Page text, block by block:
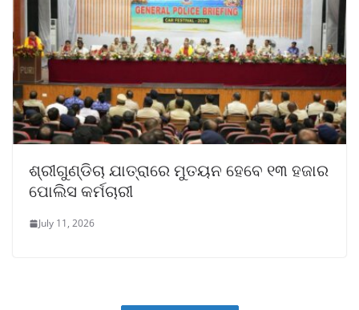
ଶ୍ରୀଗୁଣ୍ଡିଚା ଯାତ୍ରାରେ ମୁତୟନ ହେବେ ୧୩ ହଜାର
ପୋଲିସ କର୍ମଚାରୀ
July 11, 2026